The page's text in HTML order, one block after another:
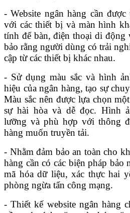
- Website ngân hàng cần
với các thiết bị và màn hình
tính để bàn, điện thoại di động
bảo rằng người dùng có trải
cập từ các thiết bị khác nhau.
- Sử dụng màu sắc và hình
hiệu của ngân hàng, tạo sự
Màu sắc nên được lựa chọn
sự hài hòa và dễ đọc. Hình
lưỡng và phù hợp với thông
hàng muốn truyền tải.
- Nhằm đảm bảo an toàn cho
hàng cần có các biện pháp bảo
mã hóa dữ liệu, xác thực hai
phòng ngừa tấn công mạng.
- Thiết kế website ngân hàng